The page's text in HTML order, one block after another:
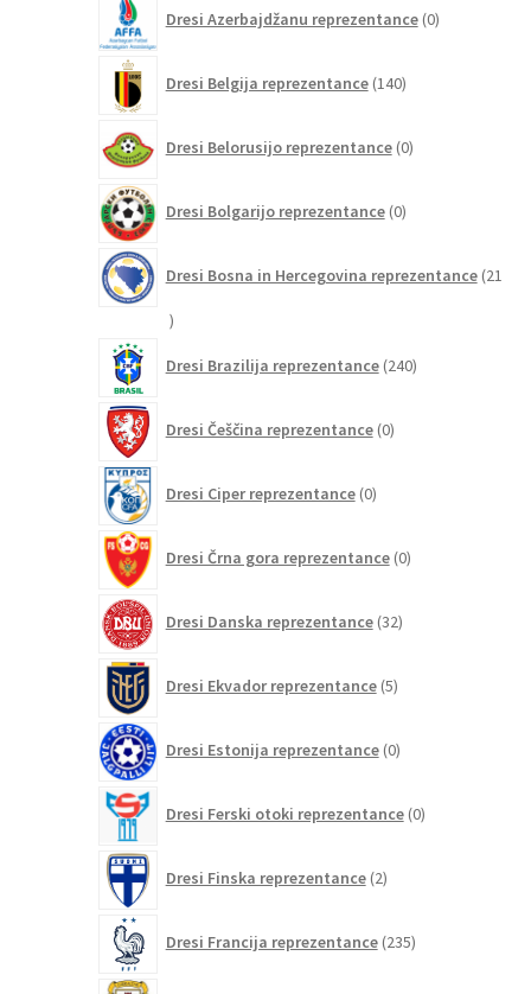
Dresi Azerbajdžanu reprezentance 0izdelkov
Dresi Belgija reprezentance 140izdelkov
Dresi Belorusijo reprezentance 0izdelkov
Dresi Bolgarijo reprezentance 0izdelkov
Dresi Bosna in Hercegovina reprezentance 21
21
Dresi Brazilija reprezentance 240izdelkov
Dresi Češčina reprezentance 0izdelkov
Dresi Ciper reprezentance 0izdelkov
Dresi Črna gora reprezentance 0izdelkov
Dresi Danska reprezentance 32izdelkov
Dresi Ekvador reprezentance 5izdelkov
Dresi Estonija reprezentance 0izdelkov
Dresi Ferski otoki reprezentance 0izdelkov
Dresi Finska reprezentance 2izdelka
Dresi Francija reprezentance 235izdelkov